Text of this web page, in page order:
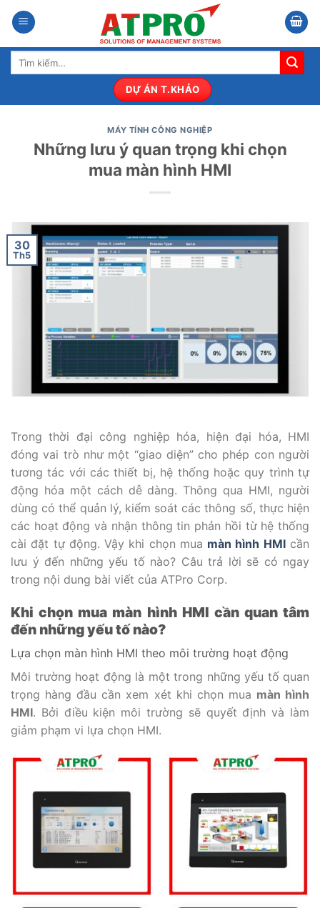
qua
nội
dung
Tìm
DỰ ÁN T.KHẢO
MÁY TÍNH CÔNG NGHIỆP
Những lưu ý quan trọng khi chọn
mua màn hình HMI
30
Th5
Trong thời đại công nghiệp hóa, hiện đại hóa, HMI
đóng vai trò như một “giao diện” cho phép con người
tương tác với các thiết bị, hệ thống hoặc quy trình tự
động hóa một cách dễ dàng. Thông qua HMI, người
dùng có thể quản lý, kiểm soát các thông số, thực hiện
các hoạt động và nhận thông tin phản hồi từ hệ thống
cài đặt tự động. Vậy khi chọn mua màn hình HMIcần
lưu ý đến những yếu tố nào? Câu trả lời sẽ có ngay
trong nội dung bài viết của ATPro Corp.
Khi chọn mua màn hình HMI cần quan tâm
đến những yếu tố nào?
Lựa chọn màn hình HMI theo môi trường hoạt động
Môi trường hoạt động là một trong những yếu tố quan
trọng hàng đầu cần xem xét khi chọn mua màn hình
HMI. Bởi điều kiện môi trường sẽ quyết định và làm
giảm phạm vi lựa chọn HMI.